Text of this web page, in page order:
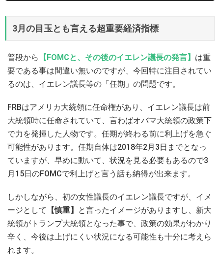
3月の目玉とも言える超重要経済指標
普段から 【FOMCと、その後のイエレン議長の発言】 は重
要である事は間違い無いのですが、今回特に注目されてい
るのは、イエレン議長等の「任期」の問題です。
FRBはアメリカ大統領に任命権があり、イエレン議長は前
大統領時に任命されていて、言わばオバマ大統領の政策下
で力を発揮した人物です。任期が終わる前に利上げを急ぐ
可能性があります。任期自体は2018年2月3日までとなっ
ていますが、早めに動いて、状況を見る必要もあるので3
月15日のFOMCで利上げと言う話も納得が出来ます。
しかしながら、初の女性議長のイエレン議長ですが、イメ
ージとして
【慎重】
と言ったイメージがありますし、新大
統領がトランプ大統領となった事で、政策の効果がわかり
辛く、今後は上げにくい状況になる可能性も十分に考えら
れます。